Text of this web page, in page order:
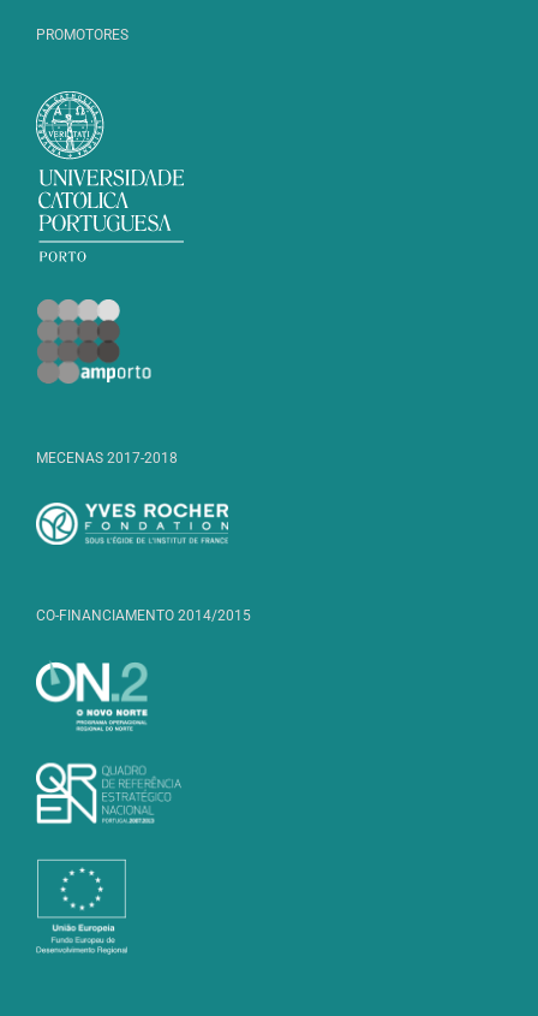
PROMOTORES
MECENAS 2017-2018
CO-FINANCIAMENTO 2014/2015